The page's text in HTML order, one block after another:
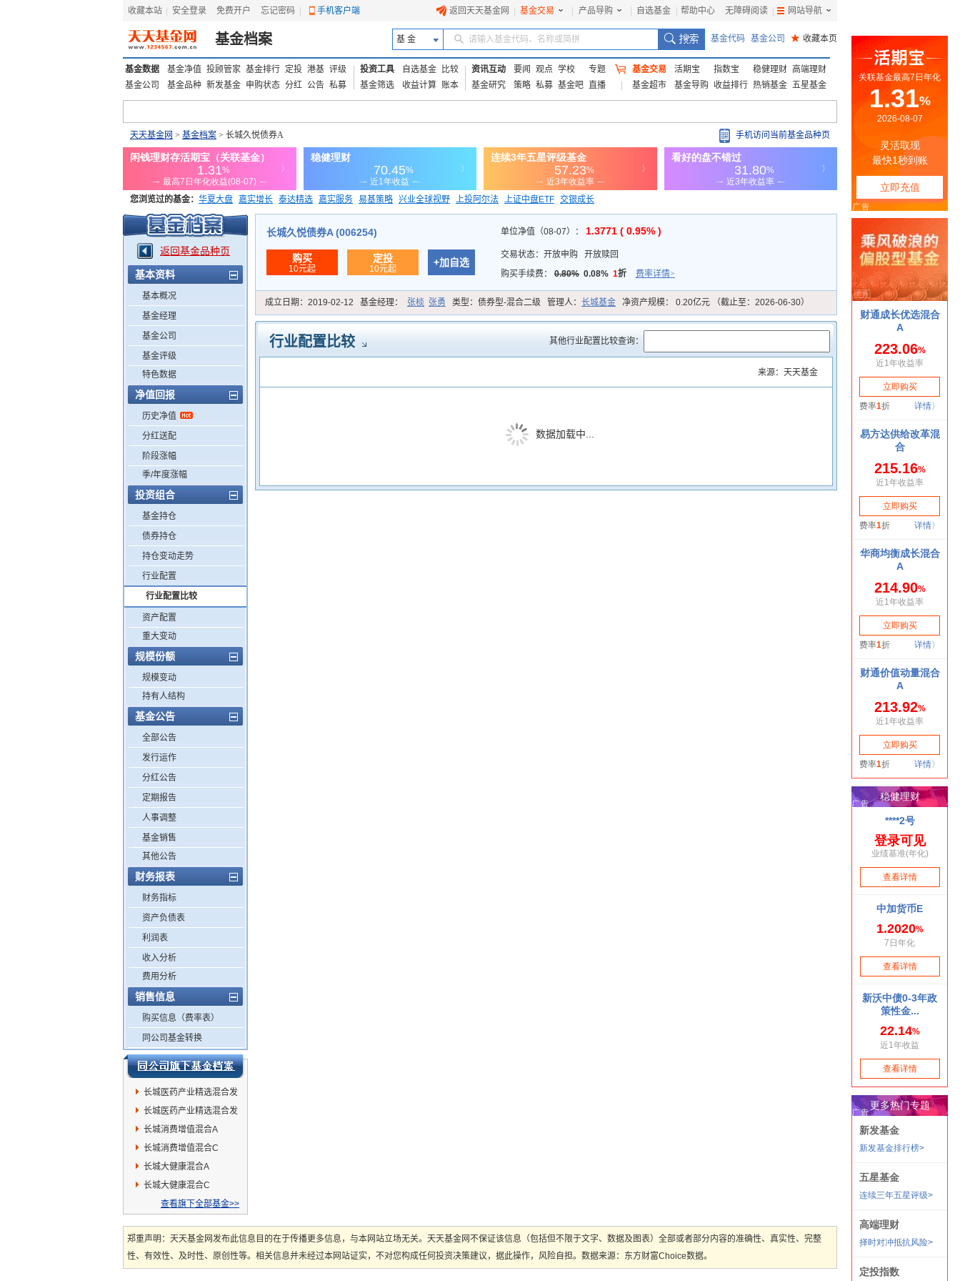
收藏本站 安全登录 免费开户 忘记密码 手机客户端 返回天天基金网 基金交易 产品导购 自选基金 帮助中心 无障碍阅读 网站导航
基金档案 基 金 请输入基金代码、名称或简拼 基金代码 基金公司 ★ 收藏本页
基金数据 基金净值 投顾管家 基金排行 定投 港基 评级
基金公司
基金品种 新发基金 申购状态 分红 公告 私募
投资工具 自选基金
比较
基金筛选
收益计算 账本
资讯互动 要闻 观点 学校
专题
基金研究
策略 私募 基金吧 直播
基金交易 活期宝 指数宝 稳健理财 高端理财
基金超市
基金导购 收益排行 热销基金 五星基金
天天基金网 > 基金档案 > 长城久悦债券A 手机访问当前基金品种页
您浏览过的基金： 华夏大盘 嘉实增长 泰达精选 嘉实服务 易基策略 兴业全球视野 上投阿尔法 上证中盘ETF 交银成长
添富优势 华安宏利 上证180价值ETF
返回基金品种页
基本资料
基本概况
基金经理
基金公司
基金评级
特色数据
净值回报
历史净值
分红送配
阶段涨幅
季/年度涨幅
投资组合
基金持仓
债券持仓
持仓变动走势
行业配置
行业配置比较
资产配置
重大变动
规模份额
规模变动
持有人结构
基金公告
全部公告
发行运作
分红公告
定期报告
人事调整
基金销售
其他公告
财务报表
财务指标
资产负债表
利润表
收入分析
费用分析
销售信息
购买信息（费率表）
同公司基金转换
长城医药产业精选混合发
起式A
长城医药产业精选混合发
起式C
长城消费增值混合A
长城消费增值混合C
长城大健康混合A
长城大健康混合C
查看旗下全部基金>>
长城久悦债券A (006254)
购买
10元起
定投
10元起
+加自选
单位净值（08-07）： 1.3771 ( 0.95% )
交易状态： 开放申购
开放赎回
购买手续费： 0.80% 0.08% 1折 费率详情>
成立日期： 2019-02-12 基金经理： 张棪 张勇 类型： 债券型-混合二级 管理人： 长城基金 净资产规模： 0.20亿元 （截止至：2026-06-30）
行业配置比较 其他行业配置比较查询：
来源：天天基金
数据加载中...
郑重声明：天天基金网发布此信息目的在于传播更多信息，与本网站立场无关。天天基金网不保证该信息（包括但不限于文字、数据及图表）全部或者部分内容的准确性、真实性、完整
性、有效性、及时性、原创性等。相关信息并未经过本网站证实，不对您构成任何投资决策建议，据此操作，风险自担。数据来源：东方财富Choice数据。